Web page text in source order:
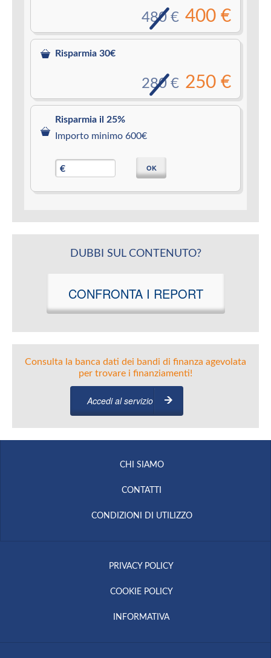
400 €
480 €
Risparmia 30€
250 €
280 €
Risparmia il 25%
Importo minimo 600€
€ OK
DUBBI SUL CONTENUTO?
CONFRONTA I REPORT
Consulta la banca dati dei bandi di finanza agevolata
per trovare i finanziamenti!
Accedi al servizio
CHI SIAMO
CONTATTI
CONDIZIONI DI UTILIZZO
PRIVACY POLICY
COOKIE POLICY
INFORMATIVA